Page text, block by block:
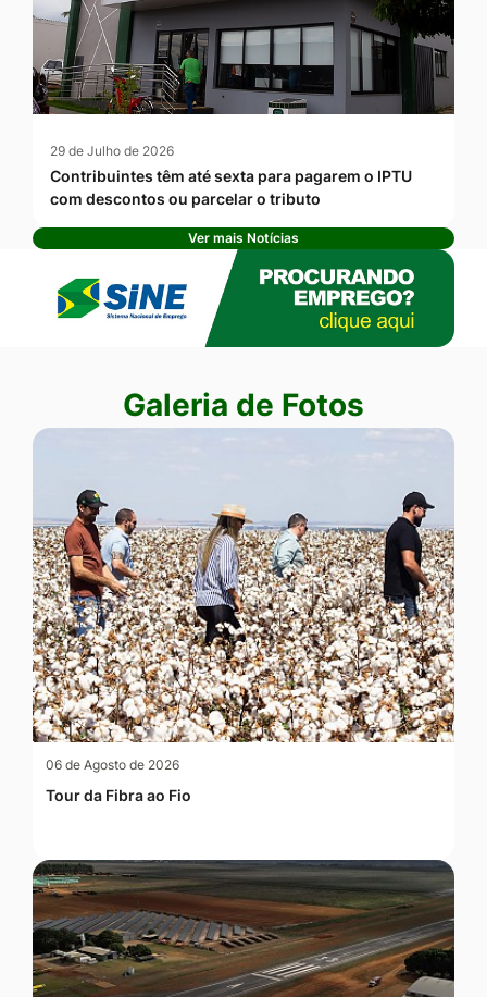
29 de Julho de 2026
Contribuintes têm até sexta para pagarem o IPTU
com descontos ou parcelar o tributo
Ver mais Notícias
Seção Galeria de Fotos
Galeria de Fotos
06 de Agosto de 2026
Tour da Fibra ao Fio